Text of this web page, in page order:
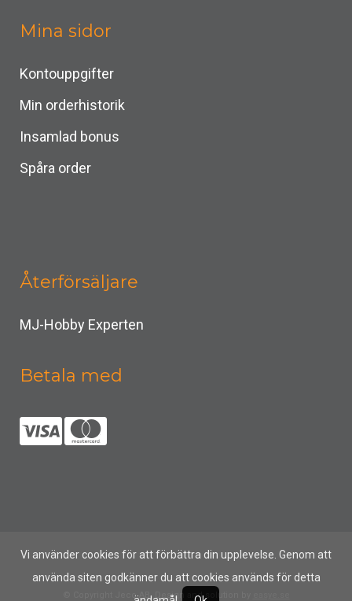
Vi använder cookies för att förbättra din upplevelse. Genom att
använda siten godkänner du att cookies används för detta
Mina sidor
Kontouppgifter
Min orderhistorik
Insamlad bonus
Spåra order
Återförsäljare
MJ-Hobby Experten
Betala med
© Copyright Jeco AB, Design and solution by